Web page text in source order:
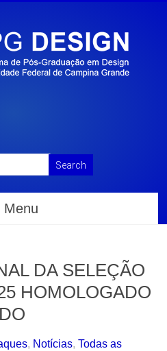
Menu
DA SELEÇÃO
HOMOLOGADO
, Notícias,Todas as